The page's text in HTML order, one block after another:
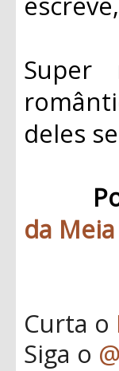
Super
deles
da
Curta o
Siga o